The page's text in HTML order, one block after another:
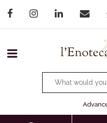
Open menu
Changing a filter